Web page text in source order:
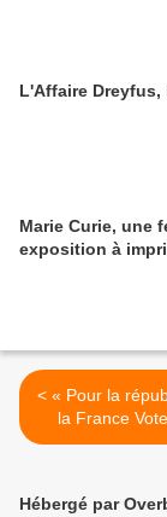
L'Affaire Dreyfus,
Marie Curie, une
exposition à
< « Pour la république pour
la France
vignette,
Hébergé par